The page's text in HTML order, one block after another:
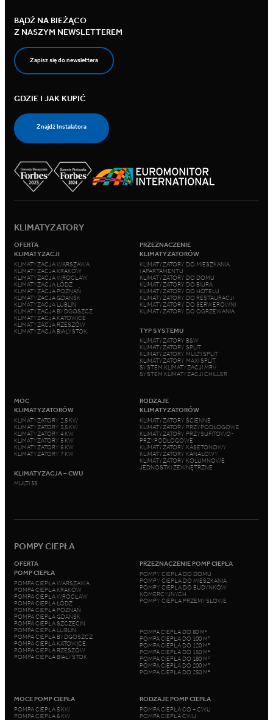
BĄDŹ NA BIEŻĄCO
Z NASZYM NEWSLETTEREM
Zapisz się do newslettera
GDZIE I JAK KUPIĆ
Znajdź Instalatora
KLIMATYZATORY
OFERTA
KLIMATYZACJI
KLIMATYZACJA WARSZAWA
KLIMATYZACJA KRAKÓW
KLIMATYZACJA WROCŁAW
KLIMATYZACJA ŁÓDŹ
KLIMATYZACJA POZNAŃ
KLIMATYZACJA GDAŃSK
KLIMATYZACJA LUBLIN
KLIMATYZACJA BYDGOSZCZ
KLIMATYZACJA KATOWICE
KLIMATYZACJA RZESZÓW
KLIMATYZACJA BIAŁYSTOK
PRZEZNACZENIE
KLIMATYZATORÓW
KLIMATYZATORY DO MIESZKANIA
I APARTAMENTU
KLIMATYZATORY DO DOMU
KLIMATYZATORY DO BIURA
KLIMATYZATORY DO HOTELU
KLIMATYZATORY DO RESTAURACJI
KLIMATYZATORY DO SERWEROWNI
KLIMATYZATORY DO OGRZEWANIA
TYP SYSTEMU
KLIMATYZATORY B&W
KLIMATYZATORY SPLIT
KLIMATYZATORY MULTI SPLIT
KLIMATYZATORY MAXI SPLIT
SYSTEM KLIMATYZACJI MRV
SYSTEM KLIMATYZACJI CHILLER
MOC
KLIMATYZATORÓW
KLIMATYZATORY 2,5 KW
KLIMATYZATORY 3,5 KW
KLIMATYZATORY 4 KW
KLIMATYZATORY 5 KW
KLIMATYZATORY 6 KW
KLIMATYZATORY 7 KW
KLIMATYZACJA – CWU
MULTI 3S
RODZAJE
KLIMATYZATORÓW
KLIMATYZATORY ŚCIENNE
KLIMATYZATORY PRZYPODŁOGOWE
KLIMATYZATORY PRZYSUFITOWO-
PRZYPODŁOGOWE
KLIMATYZATORY KASETONOWY
KLIMATYZATORY KANAŁOWY
KLIMATYZATORY KOLUMNOWE
JEDNOSTKI ZEWNĘTRZNE
POMPY CIEPŁA
OFERTA
POMP CIEPŁA
POMPA CIEPŁA WARSZAWA
POMPA CIEPŁA KRAKÓW
POMPA CIEPŁA WROCŁAW
POMPA CIEPŁA ŁÓDŹ
POMPA CIEPŁA POZNAŃ
POMPA CIEPŁA GDAŃSK
POMPA CIEPŁA SZCZECIN
POMPA CIEPŁA LUBLIN
POMPA CIEPŁA BYDGOSZCZ
POMPA CIEPŁA KATOWICE
POMPA CIEPŁA RZESZÓW
POMPA CIEPŁA BIAŁYSTOK
PRZEZNACZENIE POMP CIEPŁA
POMPY CIEPŁA DO DOMU
POMPY CIEPŁA DO MIESZKANIA
POMPY CIEPŁA DO BUDYNKÓW
KOMERCYJNYCH
POMPY CIEPŁA PRZEMYSŁOWE
POMPA CIEPŁA DO 80 M²
POMPA CIEPŁA DO 100 M²
POMPA CIEPŁA DO 120 M²
POMPA CIEPŁA DO 150 M²
POMPA CIEPŁA DO 180 M²
POMPA CIEPŁA DO 200 M²
POMPA CIEPŁA DO 250 M²
MOCE POMP CIEPŁA
POMPA CIEPŁA 5 KW
POMPA CIEPŁA 6 KW
RODZAJE POMP CIEPŁA
POMPA CIEPŁA CO + CWU
POMPA CIEPŁA CWU